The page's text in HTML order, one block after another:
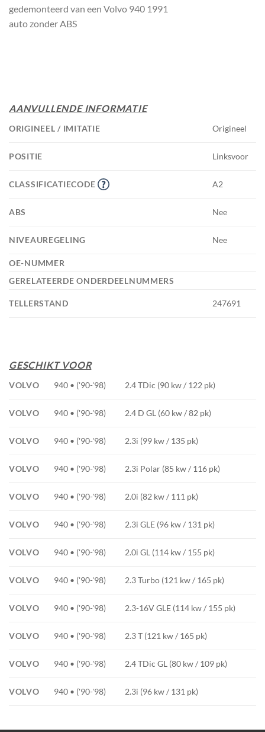
gedemonteerd van een Volvo 940 1991
auto zonder ABS
AANVULLENDE INFORMATIE
ORIGINEEL / IMITATIE Origineel
POSITIE Linksvoor
CLASSIFICATIECODE A2
ABS Nee
NIVEAUREGELING Nee
OE-NUMMER
GERELATEERDE ONDERDEELNUMMERS
TELLERSTAND 247691
GESCHIKT VOOR
VOLVO 940 • ('90-'98) 2.4 TDic (90 kw / 122 pk)
VOLVO 940 • ('90-'98) 2.4 D GL (60 kw / 82 pk)
VOLVO 940 • ('90-'98) 2.3i (99 kw / 135 pk)
VOLVO 940 • ('90-'98) 2.3i Polar (85 kw / 116 pk)
VOLVO 940 • ('90-'98) 2.0i (82 kw / 111 pk)
VOLVO 940 • ('90-'98) 2.3i GLE (96 kw / 131 pk)
VOLVO 940 • ('90-'98) 2.0i GL (114 kw / 155 pk)
VOLVO 940 • ('90-'98) 2.3 Turbo (121 kw / 165 pk)
VOLVO 940 • ('90-'98) 2.3-16V GLE (114 kw / 155 pk)
VOLVO 940 • ('90-'98) 2.3 T (121 kw / 165 pk)
VOLVO 940 • ('90-'98) 2.4 TDic GL (80 kw / 109 pk)
VOLVO 940 • ('90-'98) 2.3i (96 kw / 131 pk)